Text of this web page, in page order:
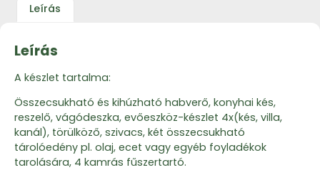
Leírás
Leírás
A készlet tartalma:
Összecsukható és kihúzható habverő, konyhai kés,
reszelő, vágódeszka, evőeszköz-készlet 4x(kés, villa,
kanál), törülköző, szivacs, két összecsukható
tárolóedény pl. olaj, ecet vagy egyéb foyladékok
tarolására, 4 kamrás fűszertartó.